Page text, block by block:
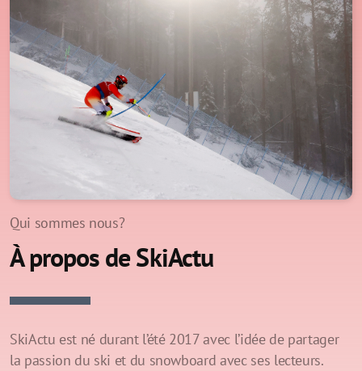
Qui sommes nous?
À propos de SkiActu
SkiActu est né durant l’été 2017 avec l’idée de partager
la passion du ski et du snowboard avec ses lecteurs.